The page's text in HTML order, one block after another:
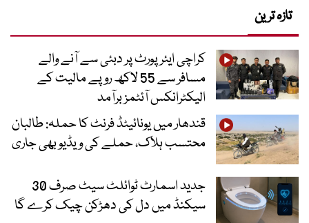
تازہ ترین
کراچی ایئرپورٹ پر دبئی سے آنے والے
مسافر سے 55 لاکھ روپے مالیت کے
الیکٹرانکس آئٹمز برآمد
قندھار میں یونائیٹڈ فرنٹ کا حملہ: طالبان
محتسب ہلاک، حملے کی ویڈیو بھی جاری
جدید اسمارٹ ٹوائلٹ سیٹ صرف 30
سیکنڈ میں دل کی دھڑکن چیک کرے گا